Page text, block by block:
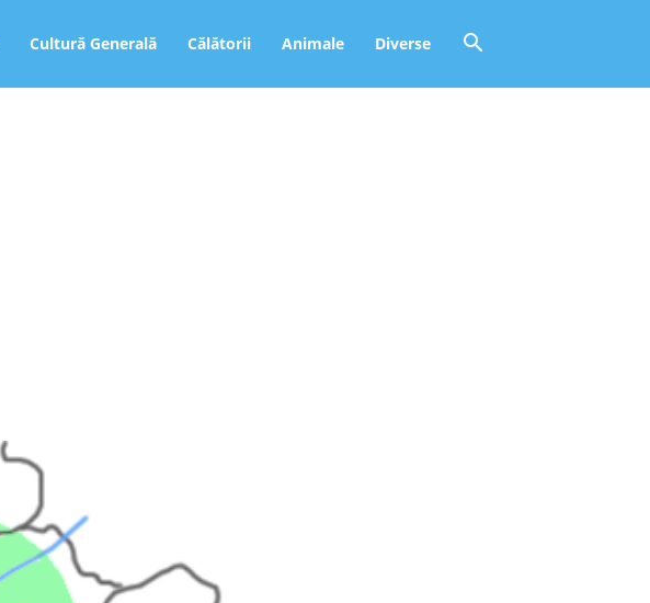
Cultură Generală Călătorii Animale Diverse